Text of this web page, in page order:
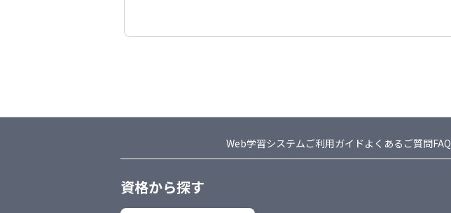
Web学習システムご利用ガイド よくあるご質問FAQ
資格から探す